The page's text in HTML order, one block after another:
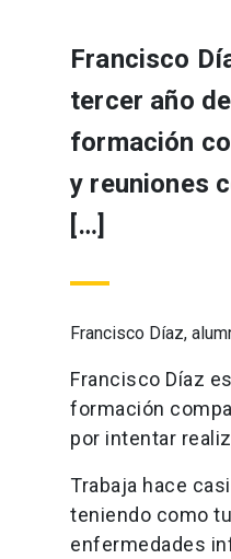
Francisco
tercer año
formación
y reuniones
[…]
Francisco Díaz,
Francisco Díaz
formación
por intentar
Trabaja hace
teniendo como
enfermedades